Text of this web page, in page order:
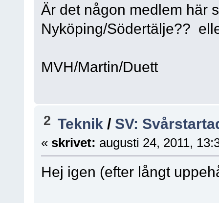
Är det någon medlem här
Nyköping/Södertälje??
MVH/Martin/Duett
2 Teknik / SV:
« skrivet: augusti 24, 2011,
Hej igen (efter långt